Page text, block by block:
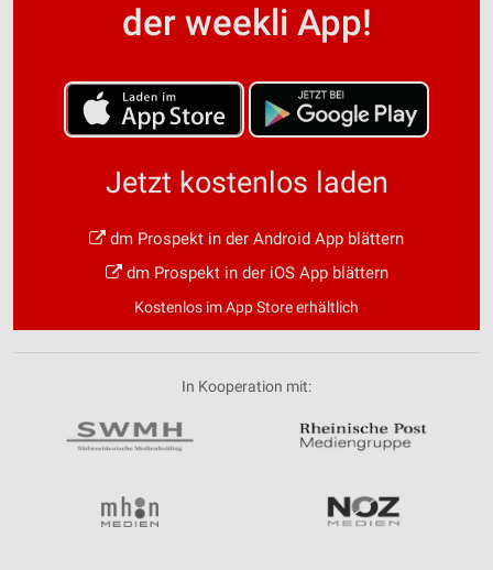
der weekli App!
Jetzt kostenlos laden
dm Prospekt in der Android App blättern
dm Prospekt in der iOS App blättern
Kostenlos im App Store erhältlich
In Kooperation mit: